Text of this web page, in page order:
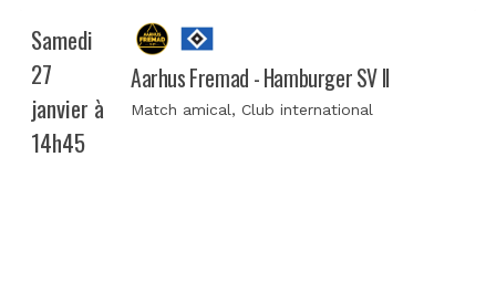
Samedi
27
janvier à
14h45
Aarhus Fremad - Hamburger SV II
Match amical, Club international